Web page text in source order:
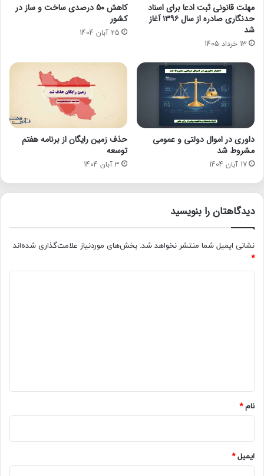
مهلت قانونی ثبت ادعا برای اسناد
حدنگاری صادره از سال ۱۳۹۶ آغاز
شد
13 خرداد 1405
کاهش 50 درصدی ساخت و ساز در
کشور
25 آبان 1404
داوری در اموال دولتی و عمومی
مشروط شد
17 آبان 1404
حذف زمین رایگان از برنامه هفتم
توسعه
3 آبان 1404
دیدگاهتان را بنویسید
نشانی ایمیل شما منتشر نخواهد شد. بخش‌های موردنیاز علامت‌گذاری شده‌اند
*
نام*
ایمیل*